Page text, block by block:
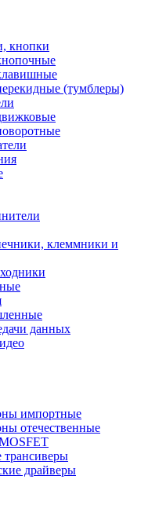
кнопки
(тумблеры)
клеммники и
данных
импортные
отечественные
драйверы